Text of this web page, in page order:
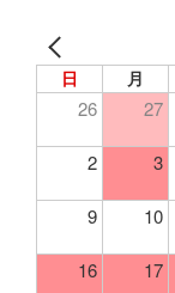
日 月
26 27
2 3
9 10
16 17